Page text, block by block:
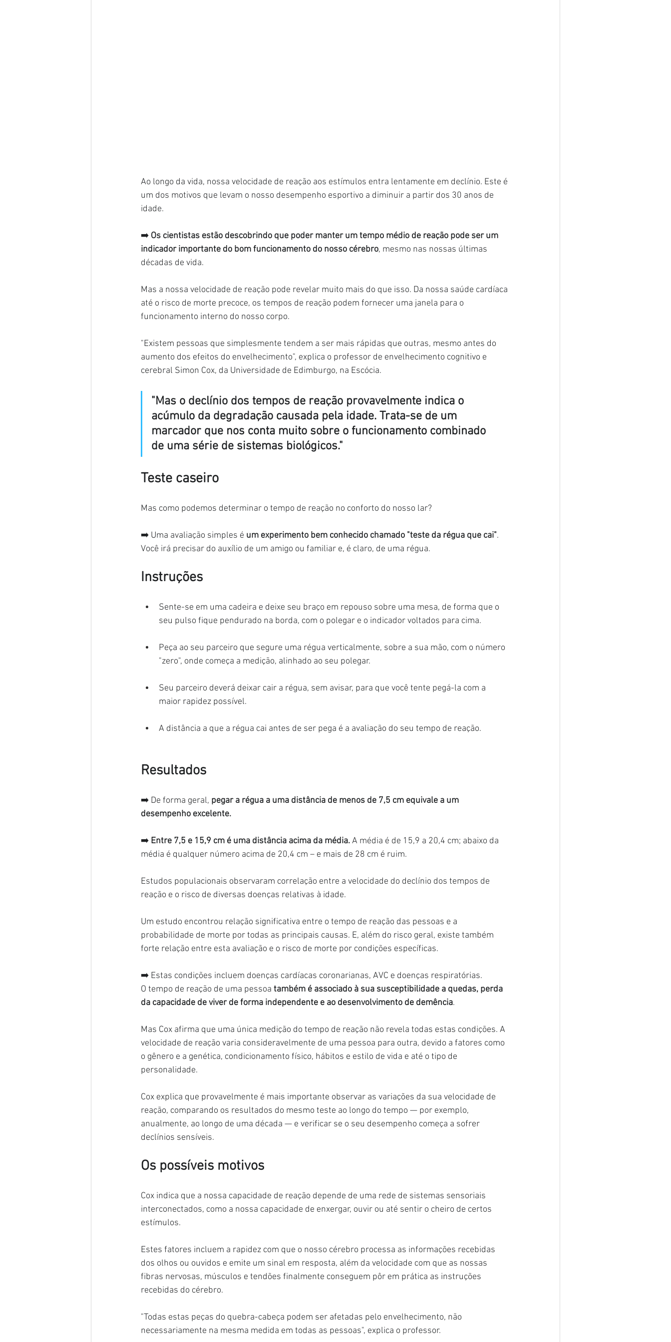
Ao longo da vida, nossa velocidade de reação aos estímulos entra lentamente em declínio. Este é
um dos motivos que levam o nosso desempenho esportivo a diminuir a partir dos 30 anos de
idade.
➡️ Os cientistas estão descobrindo que poder manter um tempo médio de reação pode ser um
indicador importante do bom funcionamento do nosso cérebro, mesmo nas nossas últimas
décadas de vida.
Mas a nossa velocidade de reação pode revelar muito mais do que isso. Da nossa saúde cardíaca
até o risco de morte precoce, os tempos de reação podem fornecer uma janela para o
funcionamento interno do nosso corpo.
"Existem pessoas que simplesmente tendem a ser mais rápidas que outras, mesmo antes do
aumento dos efeitos do envelhecimento", explica o professor de envelhecimento cognitivo e
cerebral Simon Cox, da Universidade de Edimburgo, na Escócia.
"Mas o declínio dos tempos de reação provavelmente indica o
acúmulo da degradação causada pela idade. Trata-se de um
marcador que nos conta muito sobre o funcionamento combinado
de uma série de sistemas biológicos."
Teste caseiro
Mas como podemos determinar o tempo de reação no conforto do nosso lar?
➡️ Uma avaliação simples é um experimento bem conhecido chamado "teste da régua que cai".
Você irá precisar do auxílio de um amigo ou familiar e, é claro, de uma régua.
Instruções
Sente-se em uma cadeira e deixe seu braço em repouso sobre uma mesa, de forma que o
seu pulso fique pendurado na borda, com o polegar e o indicador voltados para cima.
Peça ao seu parceiro que segure uma régua verticalmente, sobre a sua mão, com o número
"zero", onde começa a medição, alinhado ao seu polegar.
Seu parceiro deverá deixar cair a régua, sem avisar, para que você tente pegá-la com a
maior rapidez possível.
A distância a que a régua cai antes de ser pega é a avaliação do seu tempo de reação.
Resultados
➡️ De forma geral, pegar a régua a uma distância de menos de 7,5 cm equivale a um
desempenho excelente.
➡️ Entre 7,5 e 15,9 cm é uma distância acima da média. A média é de 15,9 a 20,4 cm; abaixo da
média é qualquer número acima de 20,4 cm – e mais de 28 cm é ruim.
Estudos populacionais observaram correlação entre a velocidade do declínio dos tempos de
reação e o risco de diversas doenças relativas à idade.
Um estudo encontrou relação significativa entre o tempo de reação das pessoas e a
probabilidade de morte por todas as principais causas. E, além do risco geral, existe também
forte relação entre esta avaliação e o risco de morte por condições específicas.
➡️ Estas condições incluem doenças cardíacas coronarianas, AVC e doenças respiratórias.
O tempo de reação de uma pessoa também é associado à sua susceptibilidade a quedas, perda
da capacidade de viver de forma independente e ao desenvolvimento de demência.
Mas Cox afirma que uma única medição do tempo de reação não revela todas estas condições. A
velocidade de reação varia consideravelmente de uma pessoa para outra, devido a fatores como
o gênero e a genética, condicionamento físico, hábitos e estilo de vida e até o tipo de
personalidade.
Cox explica que provavelmente é mais importante observar as variações da sua velocidade de
reação, comparando os resultados do mesmo teste ao longo do tempo — por exemplo,
anualmente, ao longo de uma década — e verificar se o seu desempenho começa a sofrer
declínios sensíveis.
Os possíveis motivos
Cox indica que a nossa capacidade de reação depende de uma rede de sistemas sensoriais
interconectados, como a nossa capacidade de enxergar, ouvir ou até sentir o cheiro de certos
estímulos.
Estes fatores incluem a rapidez com que o nosso cérebro processa as informações recebidas
dos olhos ou ouvidos e emite um sinal em resposta, além da velocidade com que as nossas
fibras nervosas, músculos e tendões finalmente conseguem pôr em prática as instruções
recebidas do cérebro.
"Todas estas peças do quebra-cabeça podem ser afetadas pelo envelhecimento, não
necessariamente na mesma medida em todas as pessoas", explica o professor.